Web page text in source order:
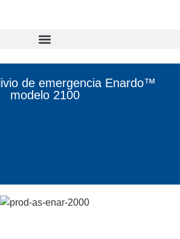
de emergencia Enardo™
modelo 2100